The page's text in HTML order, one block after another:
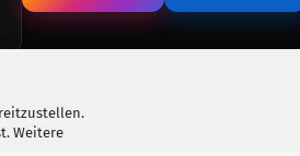
Weitere
vorbestellen & vor Ort abholen